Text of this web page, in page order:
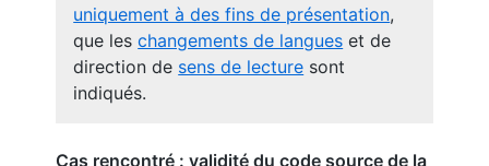
uniquement à des fins de présentation,
que leschangements de langues et de
direction de sens de lecture sont
indiqués.
Cas rencontré : validité du code source de la